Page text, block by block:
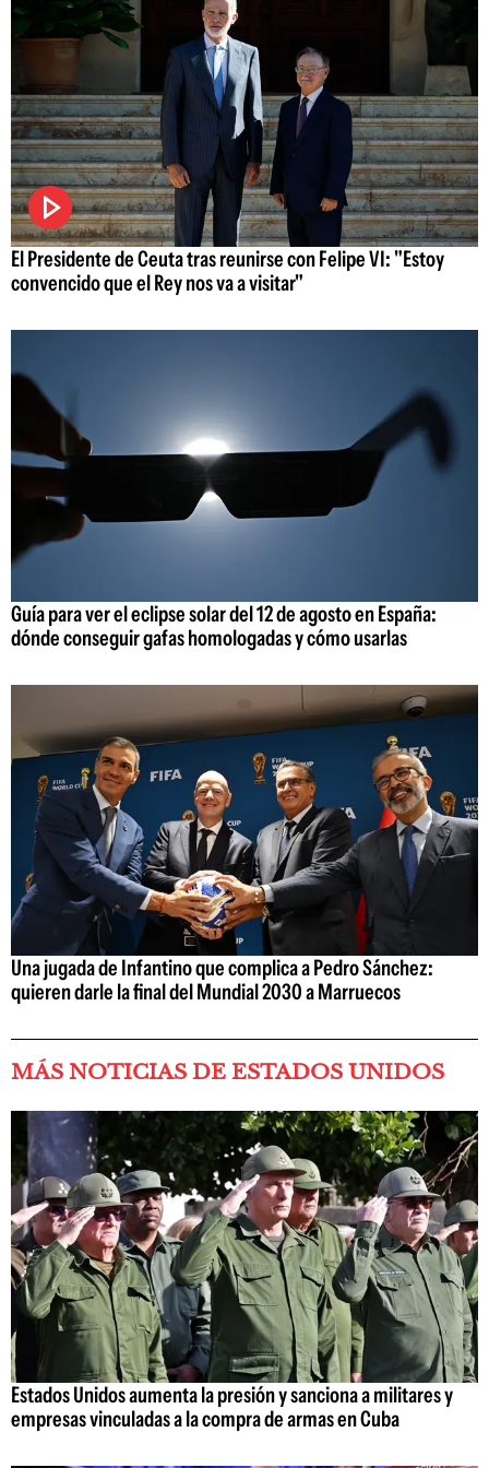
El Presidente de Ceuta tras reunirse con Felipe VI: "Estoy
convencido que el Rey nos va a visitar"
Guía para ver el eclipse solar del 12 de agosto en España:
dónde conseguir gafas homologadas y cómo usarlas
Una jugada de Infantino que complica a Pedro Sánchez:
quieren darle la final del Mundial 2030 a Marruecos
MÁS NOTICIAS DE ESTADOS UNIDOS
Estados Unidos aumenta la presión y sanciona a militares y
empresas vinculadas a la compra de armas en Cuba